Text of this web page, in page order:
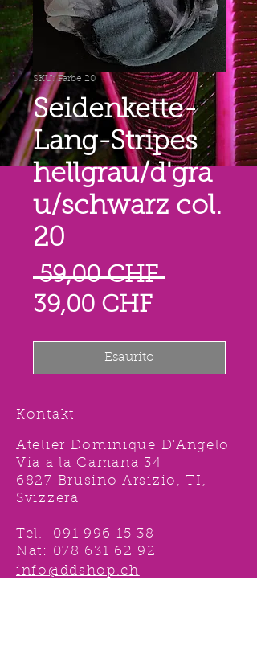
SKU: Farbe 20
Seidenkette-
Lang-Stripes
hellgrau/d'gra
u/schwarz col.
20
59,00 CHF Prezzo
39,00 CHFPrezzo
scontato
Esaurito
Kontakt
Atelier Dominique D'Angelo
Via a la Camana 34
6827 Brusino Arsizio, TI,
Svizzera
Tel. 091 996 15 38
Nat: 078 631 62 92
info@ddshop.ch